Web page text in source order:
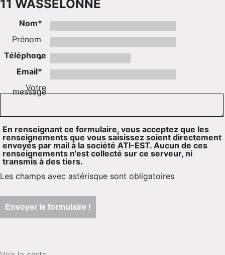
11 WASSELONNE
Nom*
Prénom
Téléphone
*
Email*
Votre
message
En renseignant ce formulaire, vous acceptez que les
renseignements que vous saisissez soient directement
envoyés par mail à la société ATI-EST. Aucun de ces
renseignements n'est collecté sur ce serveur, ni
transmis à des tiers.
Les champs avec astérisque sont obligatoires